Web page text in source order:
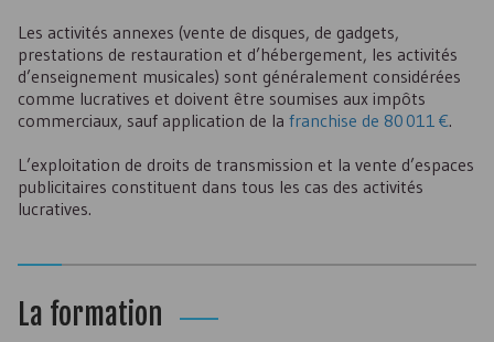
Les activités annexes (vente de disques, de gadgets,
prestations de restauration et d’hébergement, les activités
d’enseignement musicales) sont généralement considérées
comme lucratives et doivent être soumises aux impôts
commerciaux, sauf application de la franchise de 80 011 €.
L’exploitation de droits de transmission et la vente d’espaces
publicitaires constituent dans tous les cas des activités
lucratives.
La formation